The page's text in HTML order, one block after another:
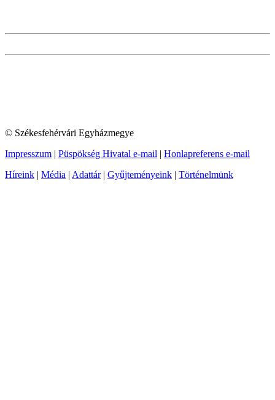
© Székesfehérvári Egyházmegye
Impresszum | Püspökség Hivatal e-mail | Honlapreferens e-mail
Híreink | Média | Adattár| Gyűjteményeink | Történelmünk